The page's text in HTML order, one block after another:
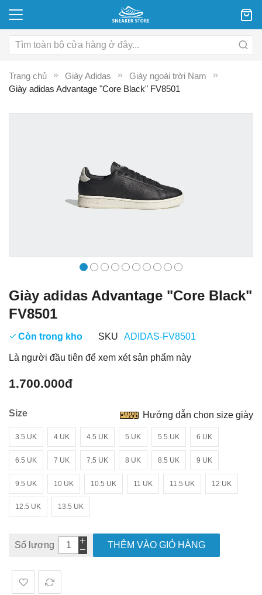
Trang chủ Giày Adidas
Giày ngoài trời Nam
Giày adidas Advantage "Core Black" FV8501
Giày adidas Advantage "Core Black"
FV8501
Còn trong kho SKU ADIDAS-FV8501
Là người đầu tiên để xem xét sản phẩm này
1.700.000đ
Size
3.5 UK 4 UK 4.5 UK 5 UK 5.5 UK 6 UK
6.5 UK 7 UK 7.5 UK 8 UK 8.5 UK 9 UK
9.5 UK 10 UK 10.5 UK 11 UK 11.5 UK 12 UK
12.5 UK 13.5 UK
Hướng dẫn chọn size giày
Số lượng THÊM VÀO GIỎ HÀNG